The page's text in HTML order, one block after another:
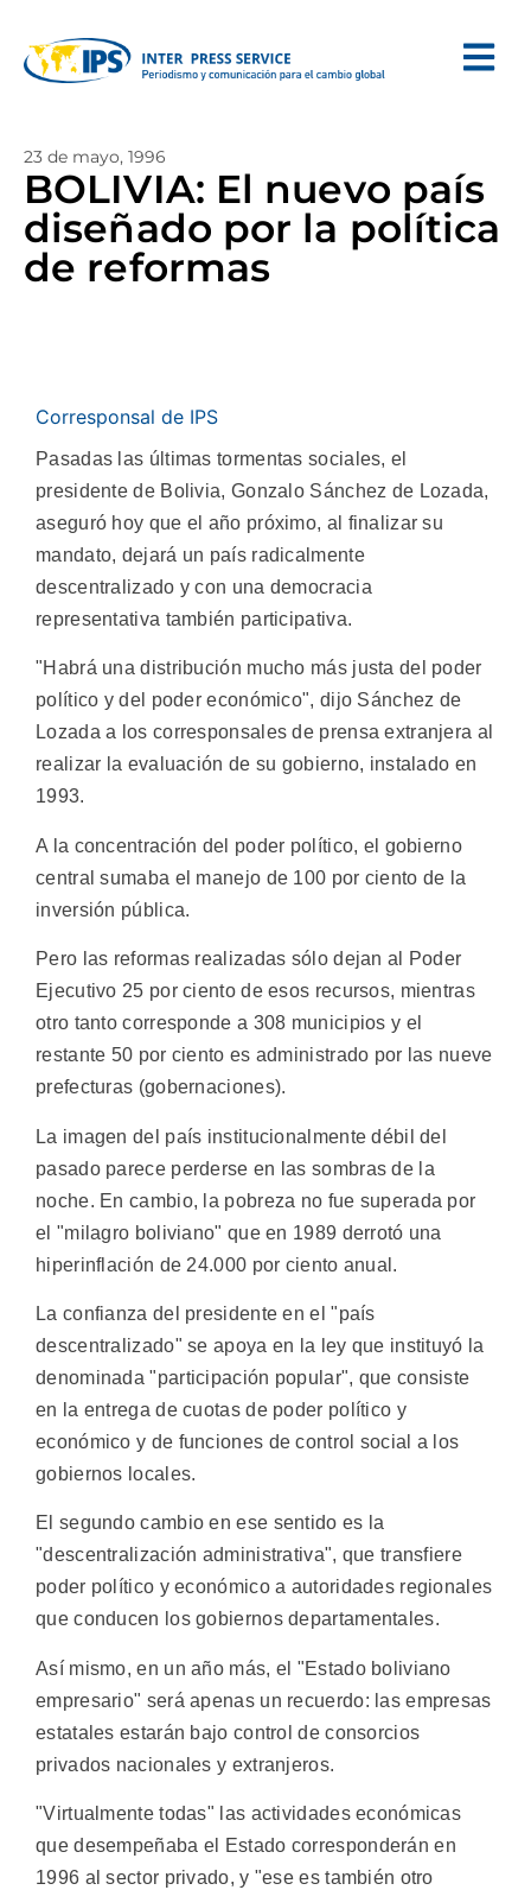
23 de mayo, 1996
BOLIVIA: El nuevo país
diseñado por la política
de reformas
Corresponsal de IPS
Pasadas las últimas tormentas sociales, el
presidente de Bolivia, Gonzalo Sánchez de Lozada,
aseguró hoy que el año próximo, al finalizar su
mandato, dejará un país radicalmente
descentralizado y con una democracia
representativa también participativa.
"Habrá una distribución mucho más justa del poder
político y del poder económico", dijo Sánchez de
Lozada a los corresponsales de prensa extranjera al
realizar la evaluación de su gobierno, instalado en
1993.
A la concentración del poder político, el gobierno
central sumaba el manejo de 100 por ciento de la
inversión pública.
Pero las reformas realizadas sólo dejan al Poder
Ejecutivo 25 por ciento de esos recursos, mientras
otro tanto corresponde a 308 municipios y el
restante 50 por ciento es administrado por las nueve
prefecturas (gobernaciones).
La imagen del país institucionalmente débil del
pasado parece perderse en las sombras de la
noche. En cambio, la pobreza no fue superada por
el "milagro boliviano" que en 1989 derrotó una
hiperinflación de 24.000 por ciento anual.
La confianza del presidente en el "país
descentralizado" se apoya en la ley que instituyó la
denominada "participación popular", que consiste
en la entrega de cuotas de poder político y
económico y de funciones de control social a los
gobiernos locales.
El segundo cambio en ese sentido es la
"descentralización administrativa", que transfiere
poder político y económico a autoridades regionales
que conducen los gobiernos departamentales.
Así mismo, en un año más, el "Estado boliviano
empresario" será apenas un recuerdo: las empresas
estatales estarán bajo control de consorcios
privados nacionales y extranjeros.
"Virtualmente todas" las actividades económicas
que desempeñaba el Estado corresponderán en
1996 al sector privado, y "ese es también otro